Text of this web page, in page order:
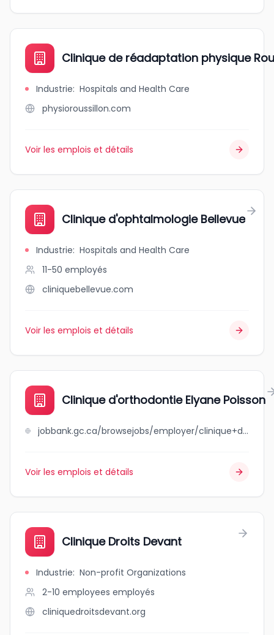
Clinique de réadaptation physique
Industrie: Hospitals and Health Care
physioroussillon.com
Voir les emplois et détails
Clinique d'ophtalmologie Bellevue
Industrie: Hospitals and Health Care
11-50 employés
cliniquebellevue.com
Voir les emplois et détails
Clinique d'orthodontie Elyane Poisson
jobbank.gc.ca/browsejobs/employer/clinique+d%27orthodontie+elyane+poisson/ca
Voir les emplois et détails
Clinique Droits Devant
Industrie: Non-profit Organizations
2-10 employees employés
cliniquedroitsdevant.org